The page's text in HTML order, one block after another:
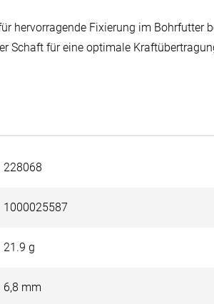
hervorragende Fixierung im Bohrfutter
Schaft für eine optimale
sorgt für eine sehr hohe
eine perfekte und schnelle Spanabfuhr
in schwer bearbeitbare Materialien
228068
1000025587
21.9 g
6,8 mm